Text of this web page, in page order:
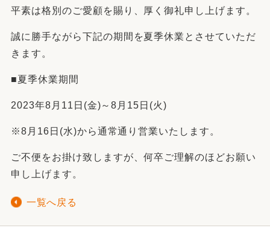
平素は格別のご愛顧を賜り、厚く御礼申し上げます。
誠に勝手ながら下記の期間を夏季休業とさせていただ
きます。
■夏季休業期間
2023年8月11日(金)～8月15日(火)
※8月16日(水)から通常通り営業いたします。
ご不便をお掛け致しますが、何卒ご理解のほどお願い
申し上げます。
一覧へ戻る